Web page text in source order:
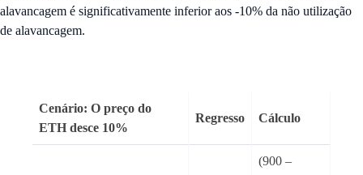
alavancagem é significativamente inferior aos -10% da não utilização
de alavancagem.
Cenário: O preço do
ETH desce 10%
Regresso Cálculo
(900 –